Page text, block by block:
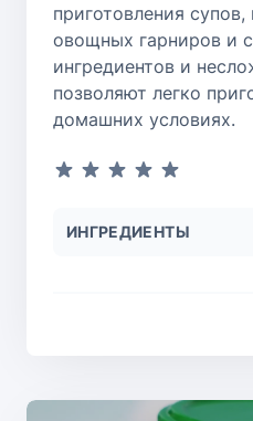
приготовления
овощных гарниров и
ингредиентов и
позволяют легко
домашних условиях.
ИНГРЕДИЕНТЫ